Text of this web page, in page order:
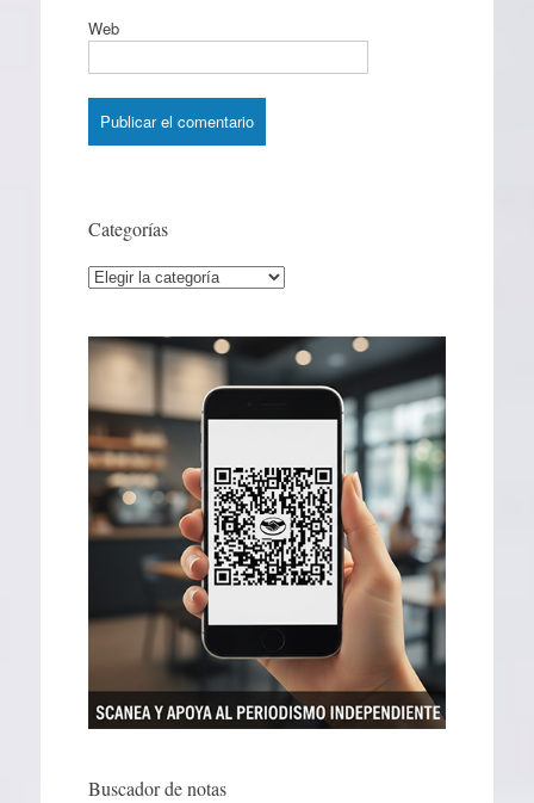
Web
Categorías
Categorías
Buscador de notas